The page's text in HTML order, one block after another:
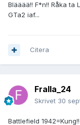
Blääää!! F*n!! Råka ta
GTa2 iaf...
Citera
Fralla_24
Skrivet 30
Battlefield